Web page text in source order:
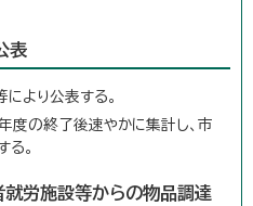
表
より公表する。
度の終了後速やかに集計し、市
る。
労施設等からの物品調達